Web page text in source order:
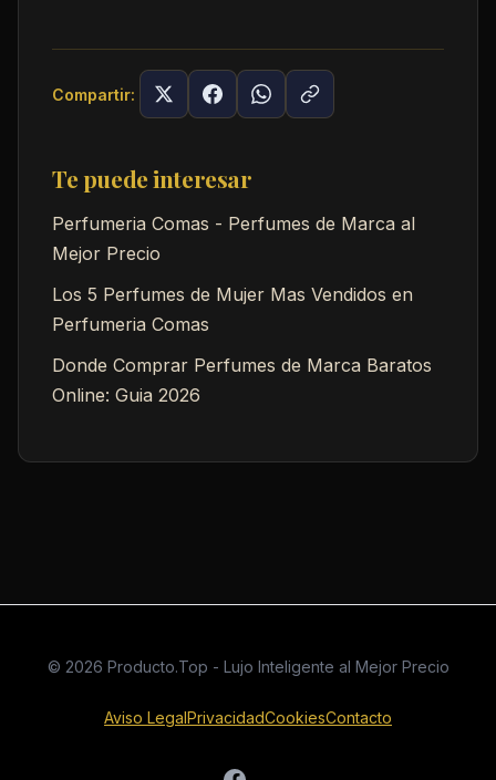
Compartir:
Te puede interesar
Perfumeria Comas - Perfumes de Marca al
Mejor Precio
Los 5 Perfumes de Mujer Mas Vendidos en
Perfumeria Comas
Donde Comprar Perfumes de Marca Baratos
Online: Guia 2026
© 2026 Producto.Top - Lujo Inteligente al Mejor Precio
Aviso LegalPrivacidadCookiesContacto